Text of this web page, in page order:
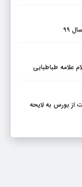
۹۹
علامه طباطبایی
دولت از بورس به لایحه